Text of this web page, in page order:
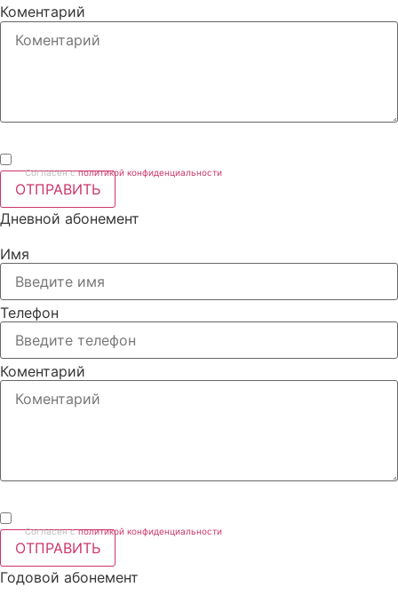
Коментарий
Согласен с политикой конфиденциальности
ОТПРАВИТЬ
Дневной абонемент
Имя
Телефон
Коментарий
Согласен с политикой конфиденциальности
ОТПРАВИТЬ
Годовой абонемент